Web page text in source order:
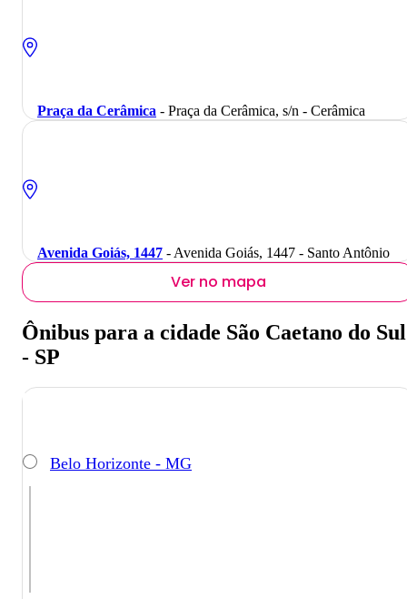
Praça da Cerâmica - Praça da Cerâmica, s/n - Cerâmica
Avenida Goiás, 1447 - Avenida Goiás, 1447 - Santo Antônio
Ver no mapa
Ônibus para a cidade São Caetano do Sul
- SP
Belo Horizonte - MG